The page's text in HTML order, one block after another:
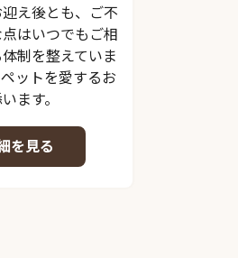
え後とも、ご不
はいつでもご相
制を整えていま
ットを愛するお
ます。
を見る